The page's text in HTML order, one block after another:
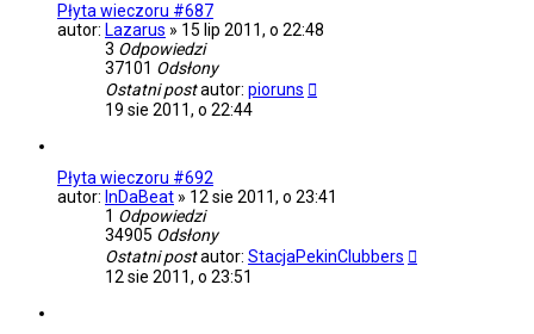
Płyta wieczoru #687
autor: Lazarus » 15 lip 2011, o 22:48
3 Odpowiedzi
37101 Odsłony
Ostatni postautor: pioruns
19 sie 2011, o 22:44
Płyta wieczoru #692
autor: InDaBeat » 12 sie 2011, o 23:41
1 Odpowiedzi
34905 Odsłony
Ostatni postautor: StacjaPekinClubbers
12 sie 2011, o 23:51